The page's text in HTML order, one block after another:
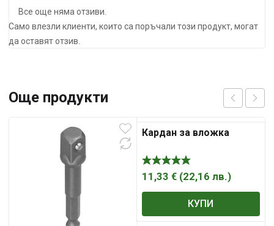
Все още няма отзиви.
Само влезли клиенти, които са поръчали този продукт, могат
да оставят отзив.
Още продукти
Кардан за вложка
11,33€ (22,16лв.)
КУПИ